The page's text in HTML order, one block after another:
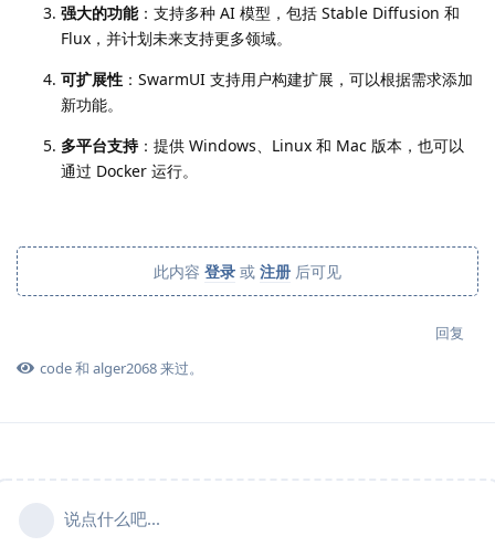
强大的功能：支持多种 AI 模型，包括 Stable Diffusion 和
Flux，并计划未来支持更多领域。
可扩展性 ：SwarmUI 支持用户构建扩展，可以根据需求添加
新功能。
多平台支持：提供 Windows、Linux 和 Mac 版本，也可以
通过 Docker 运行。
此内容 登录 或 注册 后可见
回复
code和 alger2068来过。
说点什么吧...